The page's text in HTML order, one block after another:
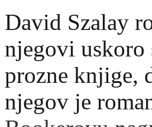
David Szalay
njegovi
prozne knjige,
njegov je